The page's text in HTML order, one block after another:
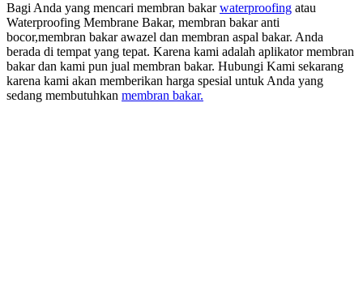
Bagi Anda yang mencari membran bakarwaterproofing atau
Waterproofing Membrane Bakar, membran bakar anti
bocor,membran bakar awazel dan membran aspal bakar. Anda
berada di tempat yang tepat. Karena kami adalah aplikator membran
bakar dan kami pun jual membran bakar. Hubungi Kami sekarang
karena kami akan memberikan harga spesial untuk Anda yang
sedang membutuhkan membran bakar.